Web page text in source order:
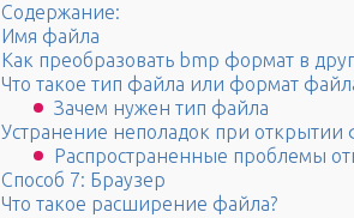
Содержание:
Имя файла
Как преобразовать bmp формат в
Что такое тип файла или формат
Зачем нужен тип файла
Устранение неполадок при открытии
Распространенные проблемы
Способ 7: Браузер
Что такое расширение файла?